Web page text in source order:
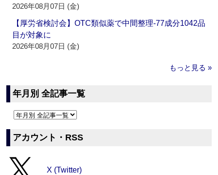
2026年08月07日 (金)
【厚労省検討会】OTC類似薬で中間整理‐77成分1042品
目が対象に
2026年08月07日 (金)
もっと見る »
年月別 全記事一覧
アカウント・RSS
X (Twitter)